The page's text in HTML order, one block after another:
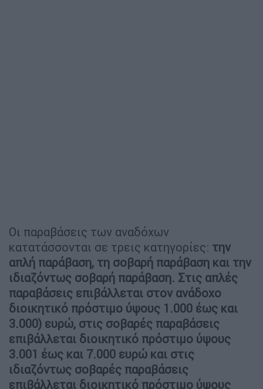
Οι παραβάσεις των αναδόχων
κατατάσσονται σε τρεις κατηγορίες: την
απλή παράβαση, τη σοβαρή παράβαση και την
ιδιαζόντως σοβαρή παράβαση. Στις απλές
παραβάσεις επιβάλλεται στον ανάδοχο
διοικητικό πρόστιμο ύψους 1.000 έως και
3.000) ευρώ, στις σοβαρές παραβάσεις
επιβάλλεται διοικητικό πρόστιμο ύψους
3.001 έως και 7.000 ευρώ και στις
ιδιαζόντως σοβαρές παραβάσεις
επιβάλλεται διοικητικό πρόστιμο ύψους